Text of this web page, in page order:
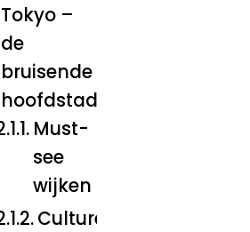
Tokyo –
de
bruisende
hoofdstad
Must-
see
wijken
Culturele